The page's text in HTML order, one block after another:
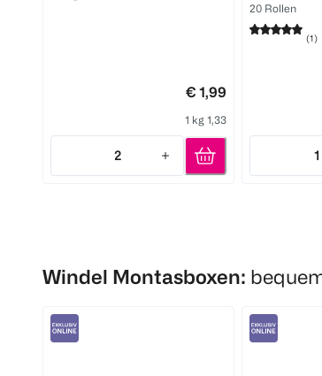
€ 1,99
1 kg 1,33
2
Quantity: 2
20 Rollen
(1)
1
Quantity: 1
Windel Montasboxen: